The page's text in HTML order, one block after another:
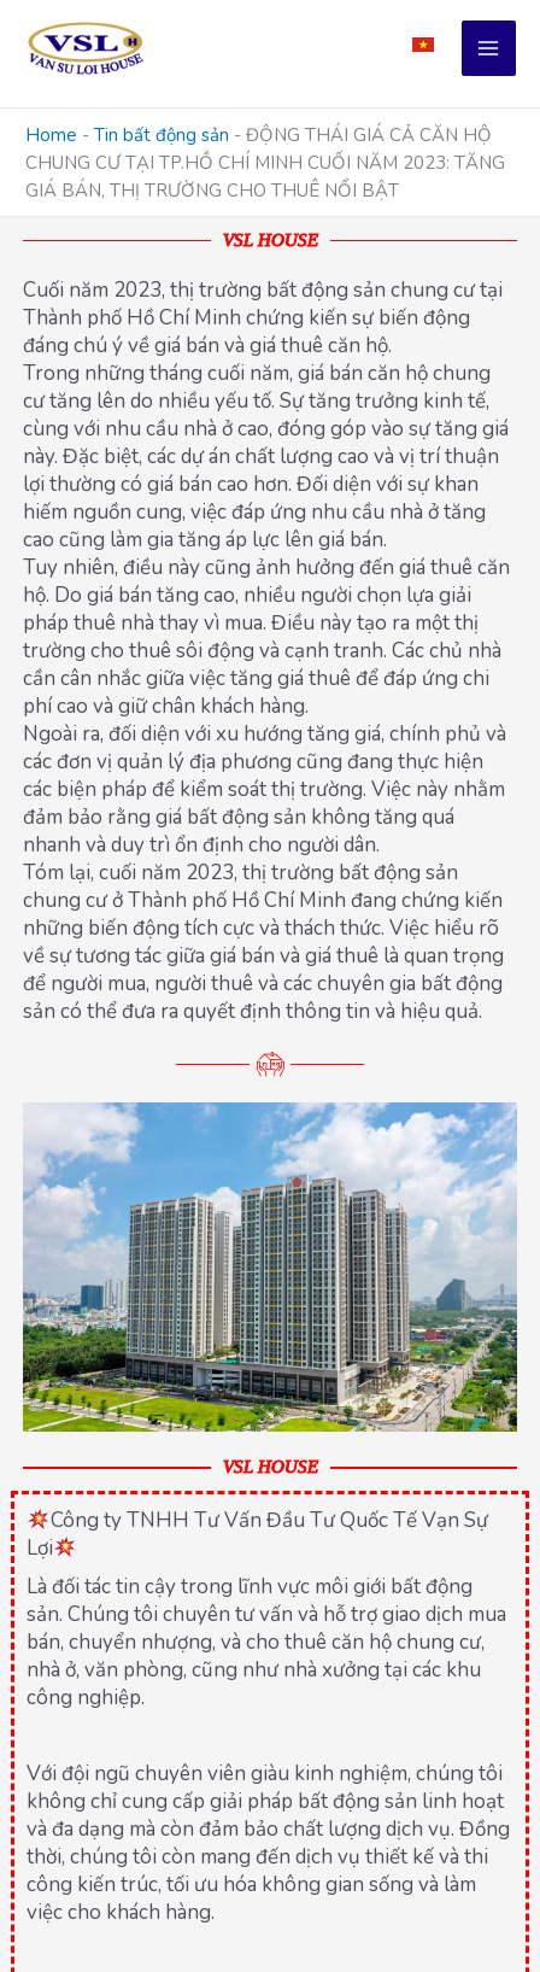
content
Home - Tin bất động sản - ĐỘNG THÁI GIÁ CẢ CĂN HỘ
CHUNG CƯ TẠI TP.HỒ CHÍ MINH CUỐI NĂM 2023: TĂNG
GIÁ BÁN, THỊ TRƯỜNG CHO THUÊ NỔI BẬT
VSL HOUSE
Cuối năm 2023, thị trường bất động sản chung cư tại
Thành phố Hồ Chí Minh chứng kiến sự biến động
đáng chú ý về giá bán và giá thuê căn hộ.
Trong những tháng cuối năm, giá bán căn hộ chung
cư tăng lên do nhiều yếu tố. Sự tăng trưởng kinh tế,
cùng với nhu cầu nhà ở cao, đóng góp vào sự tăng giá
này. Đặc biệt, các dự án chất lượng cao và vị trí thuận
lợi thường có giá bán cao hơn. Đối diện với sự khan
hiếm nguồn cung, việc đáp ứng nhu cầu nhà ở tăng
cao cũng làm gia tăng áp lực lên giá bán.
Tuy nhiên, điều này cũng ảnh hưởng đến giá thuê căn
hộ. Do giá bán tăng cao, nhiều người chọn lựa giải
pháp thuê nhà thay vì mua. Điều này tạo ra một thị
trường cho thuê sôi động và cạnh tranh. Các chủ nhà
cần cân nhắc giữa việc tăng giá thuê để đáp ứng chi
phí cao và giữ chân khách hàng.
Ngoài ra, đối diện với xu hướng tăng giá, chính phủ và
các đơn vị quản lý địa phương cũng đang thực hiện
các biện pháp để kiểm soát thị trường. Việc này nhằm
đảm bảo rằng giá bất động sản không tăng quá
nhanh và duy trì ổn định cho người dân.
Tóm lại, cuối năm 2023, thị trường bất động sản
chung cư ở Thành phố Hồ Chí Minh đang chứng kiến
những biến động tích cực và thách thức. Việc hiểu rõ
về sự tương tác giữa giá bán và giá thuê là quan trọng
để người mua, người thuê và các chuyên gia bất động
sản có thể đưa ra quyết định thông tin và hiệu quả.
VSL HOUSE
Công ty TNHH Tư Vấn Đầu Tư Quốc Tế Vạn Sự
Lợi
Là đối tác tin cậy trong lĩnh vực môi giới bất động
sản. Chúng tôi chuyên tư vấn và hỗ trợ giao dịch mua
bán, chuyển nhượng, và cho thuê căn hộ chung cư,
nhà ở, văn phòng, cũng như nhà xưởng tại các khu
công nghiệp.
Với đội ngũ chuyên viên giàu kinh nghiệm, chúng tôi
không chỉ cung cấp giải pháp bất động sản linh hoạt
và đa dạng mà còn đảm bảo chất lượng dịch vụ. Đồng
thời, chúng tôi còn mang đến dịch vụ thiết kế và thi
công kiến trúc, tối ưu hóa không gian sống và làm
việc cho khách hàng.